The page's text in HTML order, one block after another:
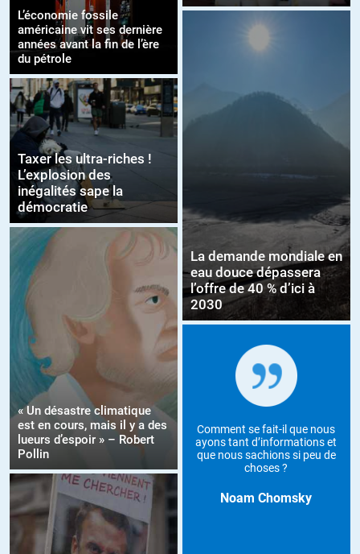
L’économie fossile
américaine vit ses dernière
années avant la fin de l’ère
du pétrole
Taxer les ultra-riches !
L’explosion des
inégalités sape la
démocratie
« Un désastre climatique
est en cours, mais il y a des
lueurs d’espoir » – Robert
Pollin
La demande mondiale en
eau douce dépassera
l’offre de 40 % d’ici à
2030
Comment se fait-il que nous
ayons tant d’informations et
que nous sachions si peu de
choses ?
Noam Chomsky